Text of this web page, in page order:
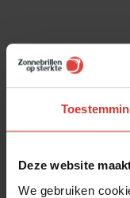
Deze website
We gebruiken